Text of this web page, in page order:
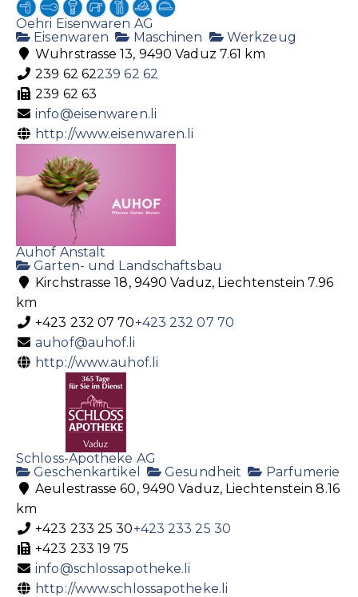
Oehri Eisenwaren AG
Eisenwaren
Maschinen
Werkzeug
Wuhrstrasse 13, 9490 Vaduz 7.61 km
239 62 62239 62 62
239 62 63
info@eisenwaren.li
http://www.eisenwaren.li
Auhof Anstalt
Garten- und Landschaftsbau
Kirchstrasse 18, 9490 Vaduz, Liechtenstein 7.96
km
+423 232 07 70+423 232 07 70
auhof@auhof.li
http://www.auhof.li
Schloss-Apotheke AG
Geschenkartikel
Gesundheit
Parfumerie
Aeulestrasse 60, 9490 Vaduz, Liechtenstein 8.16
km
+423 233 25 30+423 233 25 30
+423 233 19 75
info@schlossapotheke.li
http://www.schlossapotheke.li